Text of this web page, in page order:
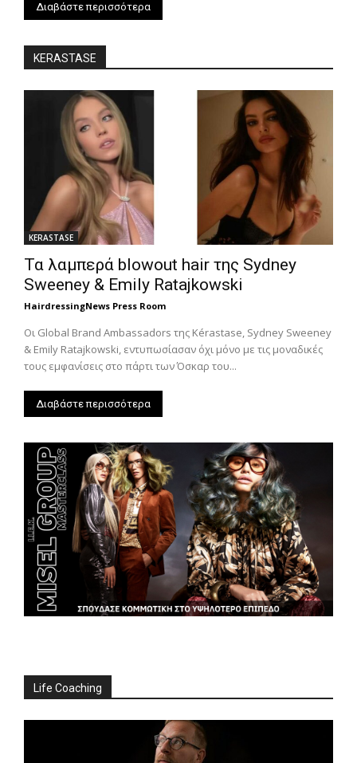
Διαβάστε περισσότερα
KERASTASE
KERASTASE
Τα λαμπερά blowout hair της Sydney
Sweeney & Emily Ratajkowski
HairdressingNews Press Room
Οι Global Brand Ambassadors της Kérastase, Sydney Sweeney
& Emily Ratajkowski, εντυπωσίασαν όχι μόνο με τις μοναδικές
τους εμφανίσεις στο πάρτι των Όσκαρ του...
Διαβάστε περισσότερα
Life Coaching